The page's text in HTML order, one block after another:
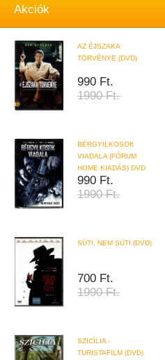
Akciók
AZ ÉJSZAKA
TÖRVÉNYE (DVD)
990 Ft.
1990 Ft.
BÉRGYILKOSOK
VIADALA (FÓRUM
HOME KIADÁS) DVD
990 Ft.
1990 Ft.
SÜTI, NEM SÜTI (DVD)
700 Ft.
1990 Ft.
SZICÍLIA -
TURISTAFILM (DVD)